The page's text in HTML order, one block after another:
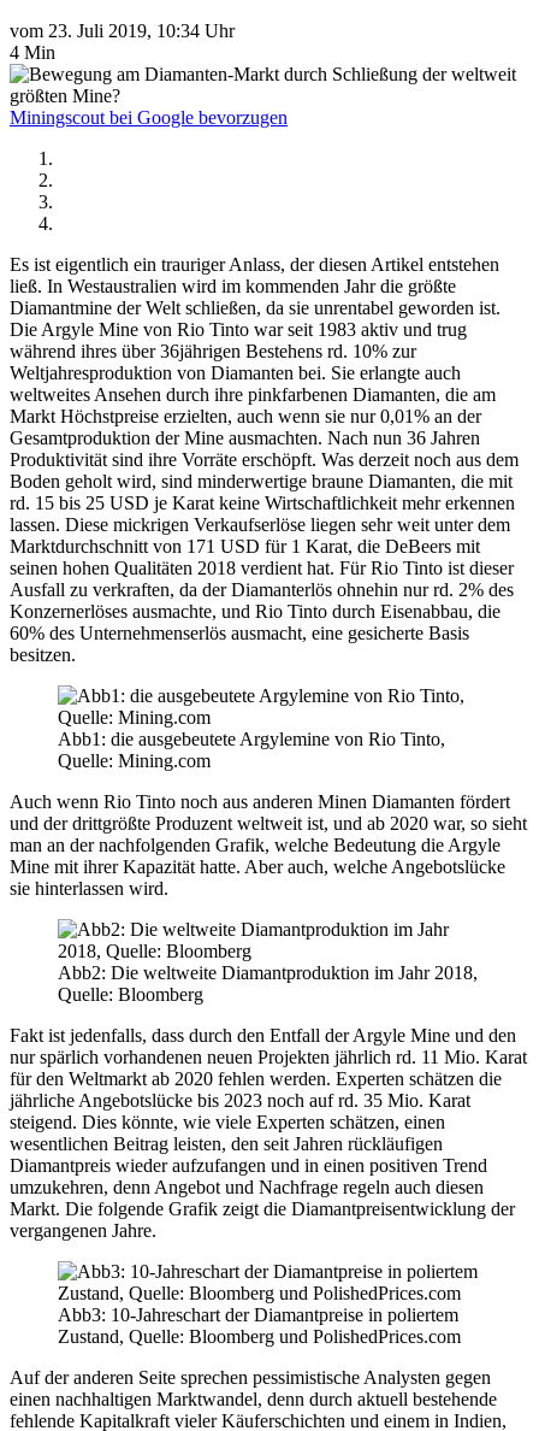
vom 23. Juli 2019, 10:34 Uhr
4 Min
Miningscout bei Google bevorzugen
Es ist eigentlich ein trauriger Anlass, der diesen Artikel entstehen
ließ. In Westaustralien wird im kommenden Jahr die größte
Diamantmine der Welt schließen, da sie unrentabel geworden ist.
Die Argyle Mine von Rio Tinto war seit 1983 aktiv und trug
während ihres über 36jährigen Bestehens rd. 10% zur
Weltjahresproduktion von Diamanten bei. Sie erlangte auch
weltweites Ansehen durch ihre pinkfarbenen Diamanten, die am
Markt Höchstpreise erzielten, auch wenn sie nur 0,01% an der
Gesamtproduktion der Mine ausmachten. Nach nun 36 Jahren
Produktivität sind ihre Vorräte erschöpft. Was derzeit noch aus dem
Boden geholt wird, sind minderwertige braune Diamanten, die mit
rd. 15 bis 25 USD je Karat keine Wirtschaftlichkeit mehr erkennen
lassen. Diese mickrigen Verkaufserlöse liegen sehr weit unter dem
Marktdurchschnitt von 171 USD für 1 Karat, die DeBeers mit
seinen hohen Qualitäten 2018 verdient hat. Für Rio Tinto ist dieser
Ausfall zu verkraften, da der Diamanterlös ohnehin nur rd. 2% des
Konzernerlöses ausmachte, und Rio Tinto durch Eisenabbau, die
60% des Unternehmenserlös ausmacht, eine gesicherte Basis
besitzen.
Abb1: die ausgebeutete Argylemine von Rio Tinto,
Quelle: Mining.com
Auch wenn Rio Tinto noch aus anderen Minen Diamanten fördert
und der drittgrößte Produzent weltweit ist, und ab 2020 war, so sieht
man an der nachfolgenden Grafik, welche Bedeutung die Argyle
Mine mit ihrer Kapazität hatte. Aber auch, welche Angebotslücke
sie hinterlassen wird.
Abb2: Die weltweite Diamantproduktion im Jahr 2018,
Quelle: Bloomberg
Fakt ist jedenfalls, dass durch den Entfall der Argyle Mine und den
nur spärlich vorhandenen neuen Projekten jährlich rd. 11 Mio. Karat
für den Weltmarkt ab 2020 fehlen werden. Experten schätzen die
jährliche Angebotslücke bis 2023 noch auf rd. 35 Mio. Karat
steigend. Dies könnte, wie viele Experten schätzen, einen
wesentlichen Beitrag leisten, den seit Jahren rückläufigen
Diamantpreis wieder aufzufangen und in einen positiven Trend
umzukehren, denn Angebot und Nachfrage regeln auch diesen
Markt. Die folgende Grafik zeigt die Diamantpreisentwicklung der
vergangenen Jahre.
Abb3: 10-Jahreschart der Diamantpreise in poliertem
Zustand, Quelle: Bloomberg und PolishedPrices.com
Auf der anderen Seite sprechen pessimistische Analysten gegen
einen nachhaltigen Marktwandel, denn durch aktuell bestehende
fehlende Kapitalkraft vieler Käuferschichten und einem in Indien,